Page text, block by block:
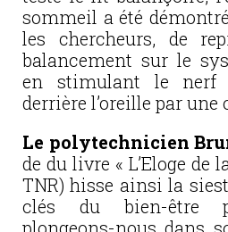
sommeil a été
les chercheurs, de
balancement sur le
en stimulant le nerf
derrière l’oreille par une
Le polytechnicien
de du livre « L’Eloge de
TNR) hisse ainsi la
clés du bien-être